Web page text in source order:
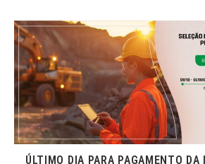
ÚLTIMO DIA PARA PAGAMENTO DA